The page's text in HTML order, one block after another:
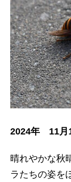
2024年 11月
晴れやかな秋
ラたちの姿を